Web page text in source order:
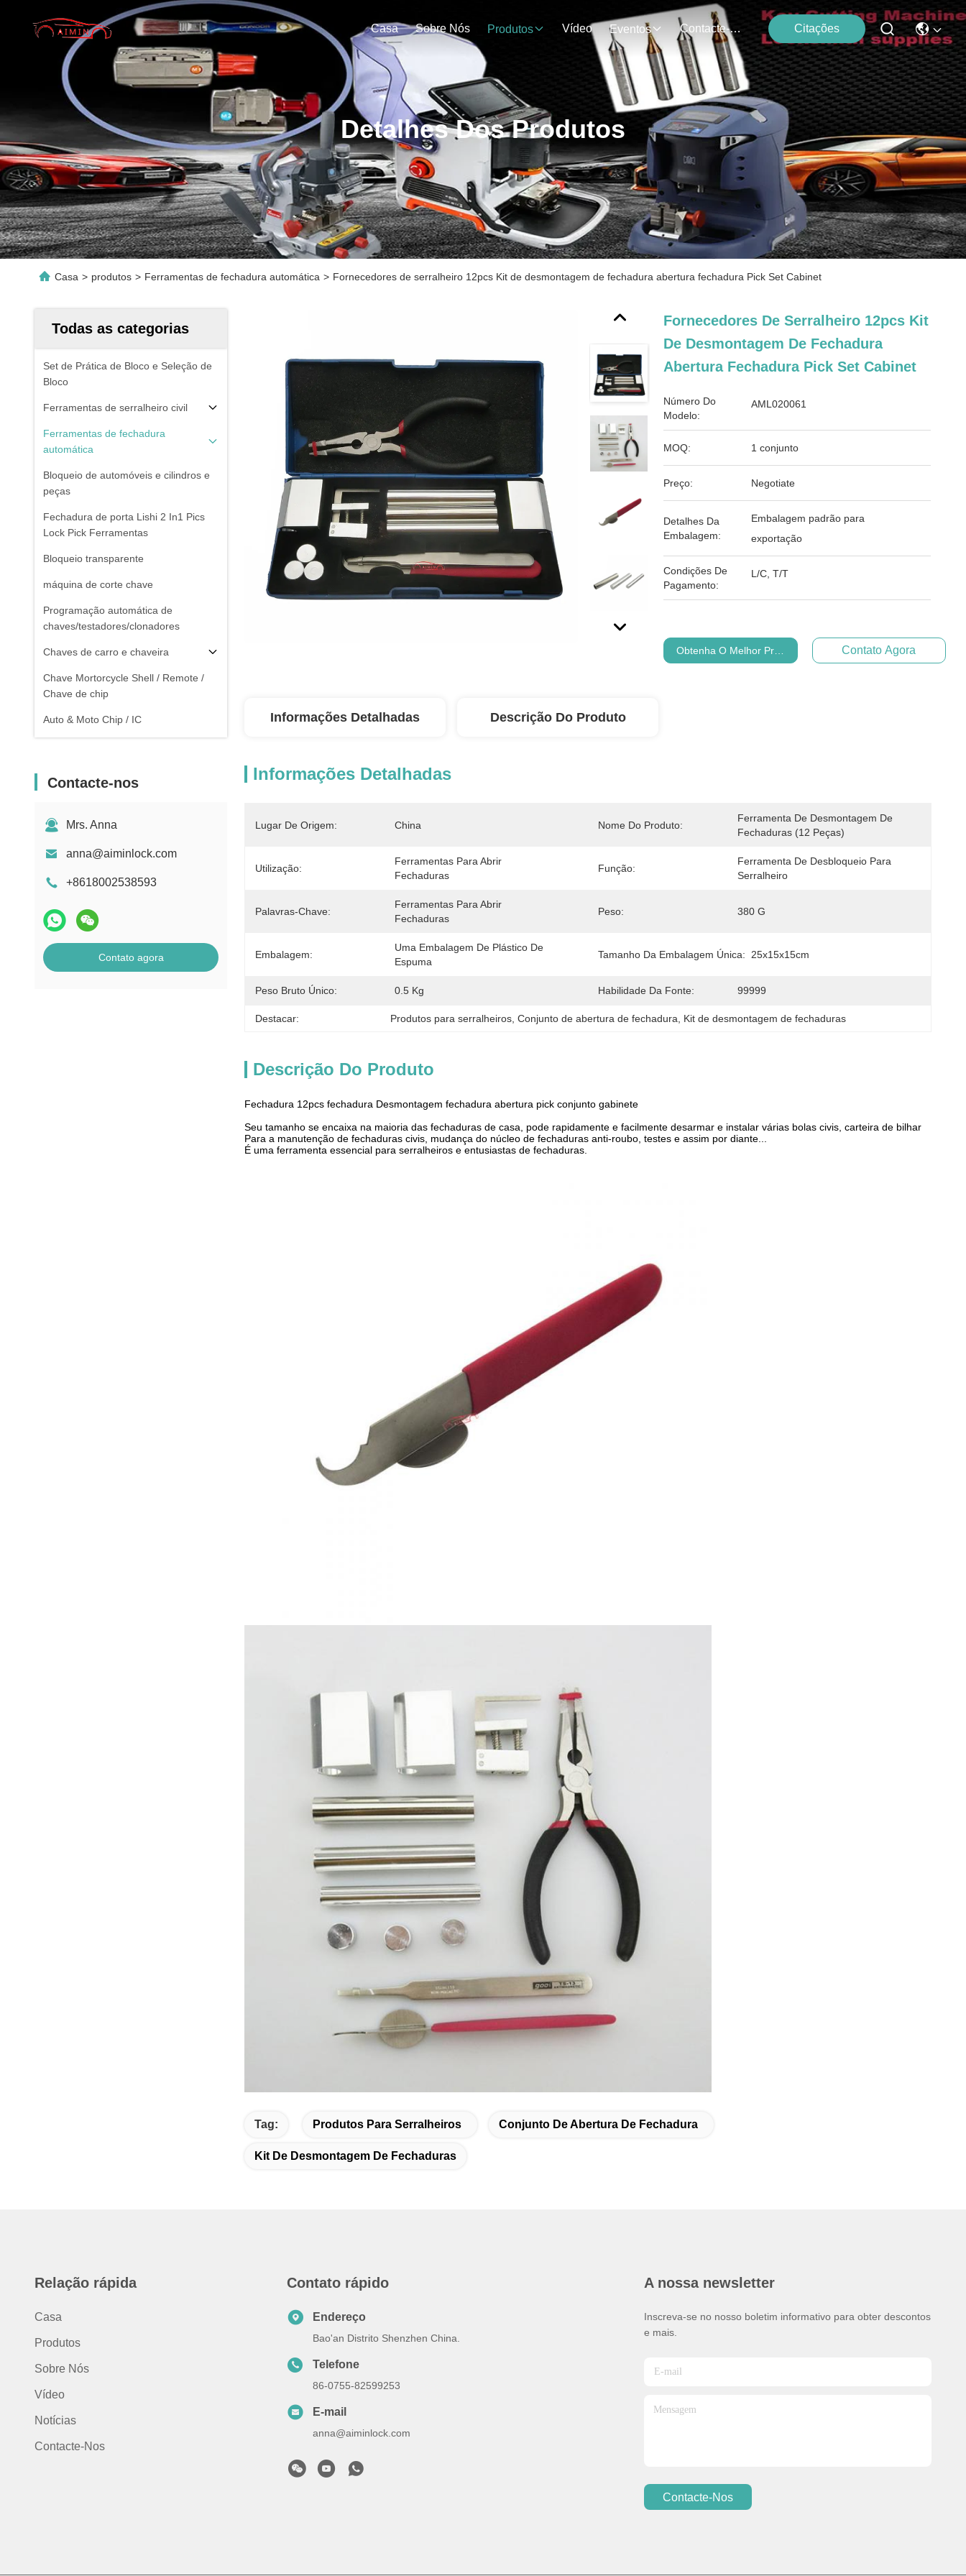
Casa Sobre Nós Produtos Vídeo Eventos Contacte-Nos Citações
Detalhes Dos Produtos
Casa > produtos > Ferramentas de fechadura automática > Fornecedores de serralheiro 12pcs Kit de desmontagem de fechadura abertura fechadura Pick Set Cabinet
Todas as categorias
Set de Prática de Bloco e Seleção de
Bloco
Ferramentas de serralheiro civil
Ferramentas de fechadura
automática
Bloqueio de automóveis e cilindros e
peças
Fechadura de porta Lishi 2 In1 Pics
Lock Pick Ferramentas
Bloqueio transparente
máquina de corte chave
Programação automática de
chaves/testadores/clonadores
Chaves de carro e chaveira
Chave Mortorcycle Shell / Remote /
Chave de chip
Auto & Moto Chip / IC
Contacte-nos
Mrs. Anna
anna@aiminlock.com
+8618002538593
Contato agora
Fornecedores De Serralheiro 12pcs Kit
De Desmontagem De Fechadura
Abertura Fechadura Pick Set Cabinet
Número Do
Modelo:
AML020061
MOQ: 1 conjunto
Preço: Negotiate
Detalhes Da
Embalagem:
Embalagem padrão para
exportação
Condições De
Pagamento:
L/C, T/T
Obtenha O Melhor Preço Contato Agora
Informações Detalhadas Descrição Do Produto
Informações Detalhadas
Lugar De Origem: China Nome Do Produto:
Ferramenta De Desmontagem De
Fechaduras (12 Peças)
Utilização:
Ferramentas Para Abrir
Fechaduras
Função:
Ferramenta De Desbloqueio Para
Serralheiro
Palavras-Chave:
Ferramentas Para Abrir
Fechaduras
Peso: 380 G
Embalagem:
Uma Embalagem De Plástico De
Espuma
Tamanho Da Embalagem Única: 25x15x15cm
Peso Bruto Único: 0.5 Kg Habilidade Da Fonte: 99999
Destacar: Produtos para serralheiros , Conjunto de abertura de fechadura Kit de desmontagem de fechaduras
Descrição Do Produto
Fechadura 12pcs fechadura Desmontagem fechadura abertura pick conjunto gabinete
Seu tamanho se encaixa na maioria das fechaduras de casa, pode rapidamente e facilmente desarmar e instalar várias bolas civis, carteira de bilhar
Para a manutenção de fechaduras civis, mudança do núcleo de fechaduras anti-roubo, testes e assim por diante...
É uma ferramenta essencial para serralheiros e entusiastas de fechaduras.
Tag: Produtos Para Serralheiros Conjunto De Abertura De Fechadura
Kit De Desmontagem De Fechaduras
Relação rápida
Casa
Produtos
Sobre Nós
Vídeo
Notícias
Contacte-Nos
Contato rápido
Endereço
Bao'an Distrito Shenzhen China.
Telefone
86-0755-82599253
E-mail
anna@aiminlock.com
A nossa newsletter
Inscreva-se no nosso boletim informativo para obter descontos
e mais.
Contacte-Nos